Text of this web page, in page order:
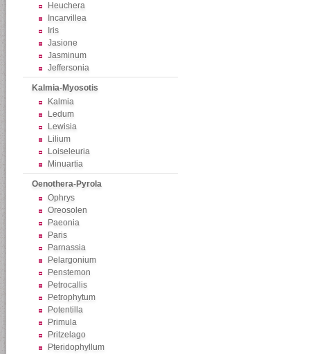
Heuchera
Incarvillea
Iris
Jasione
Jasminum
Jeffersonia
Kalmia-Myosotis
Kalmia
Ledum
Lewisia
Lilium
Loiseleuria
Minuartia
Oenothera-Pyrola
Ophrys
Oreosolen
Paeonia
Paris
Parnassia
Pelargonium
Penstemon
Petrocallis
Petrophytum
Potentilla
Primula
Pritzelago
Pteridophyllum